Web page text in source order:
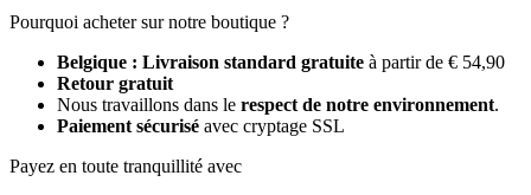
Pourquoi acheter sur notre boutique ?
Belgique : Livraison standard gratuite à partir de € 54,90
Retour gratuit
Nous travaillons dans le respect de notre environnement.
Paiement sécurisé avec cryptage SSL
Payez en toute tranquillité avec